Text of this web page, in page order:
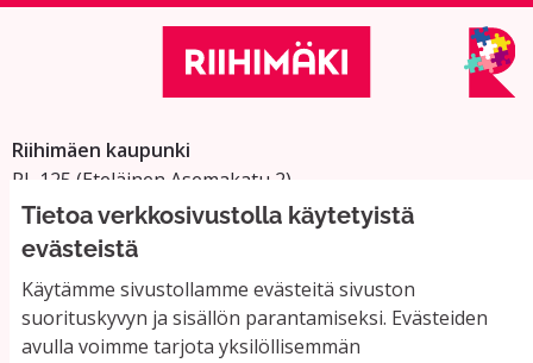
Tietoa verkkosivustolla käytetyistä
evästeistä
Käytämme sivustollamme evästeitä sivuston
suorituskyvyn ja sisällön parantamiseksi. Evästeiden
avulla voimme tarjota yksilöllisemmän
Riihimäen kaupunki
PL 125 (Eteläinen Asemakatu 2)
11101 Riihimäki
Vaihde: 019 758 4000
Sähköpostiosoitteet:
etunimi.sukunimi@riihimaki.fi